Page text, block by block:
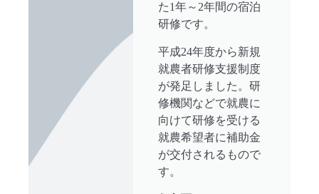
た1年～2年間の宿泊
研修です。
平成24年度から新規
就農者研修支援制度
が発足しました。研
修機関などで就農に
向けて研修を受ける
就農希望者に補助金
が交付されるもので
す。